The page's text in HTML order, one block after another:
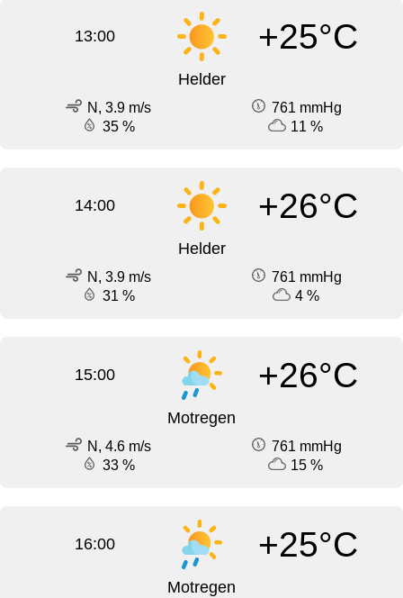
13:00 +25°C
Helder
N, 3.9 m/s
761 mmHg
35 %
11 %
14:00 +26°C
Helder
N, 3.9 m/s
761 mmHg
31 %
4 %
15:00 +26°C
Motregen
N, 4.6 m/s
761 mmHg
33 %
15 %
16:00 +25°C
Motregen